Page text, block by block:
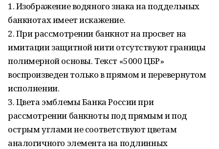
1. Изображение водяного знака на поддельных
банкнотах имеет искажение.
2. При рассмотрении банкнот на просвет на
имитации защитной нити отсутствуют границы
полимерной основы. Текст «5000 ЦБР»
воспроизведен только в прямом и перевернутом
исполнении.
3. Цвета эмблемы Банка России при
рассмотрении банкноты под прямым и под
острым углами не соответствуют цветам
аналогичного элемента на подлинных